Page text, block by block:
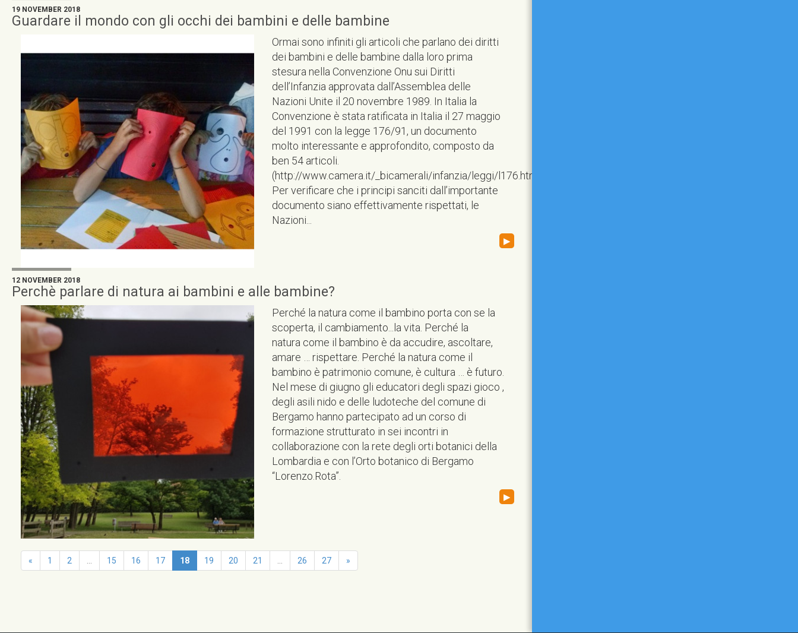
19 NOVEMBER 2018
Guardare il mondo con gli occhi dei bambini e delle bambine
Ormai sono infiniti gli articoli che parlano dei diritti
dei bambini e delle bambine dalla loro prima
stesura nella Convenzione Onu sui Diritti
dell’Infanzia approvata dall’Assemblea delle
Nazioni Unite il 20 novembre 1989. In Italia la
Convenzione è stata ratificata in Italia il 27 maggio
del 1991 con la legge 176/91, un documento
molto interessante e approfondito, composto da
ben 54 articoli.
(http://www.camera.it/_bicamerali/infanzia/leggi/l176.htm)
Per verificare che i principi sanciti dall’importante
documento siano effettivamente rispettati, le
Nazioni...
▸
12 NOVEMBER 2018
Perchè parlare di natura ai bambini e alle bambine?
Perché la natura come il bambino porta con se la
scoperta, il cambiamento...la vita. Perché la
natura come il bambino è da accudire, ascoltare,
amare … rispettare. Perché la natura come il
bambino è patrimonio comune, è cultura … è futuro.
Nel mese di giugno gli educatori degli spazi gioco ,
degli asili nido e delle ludoteche del comune di
Bergamo hanno partecipato ad un corso di
formazione strutturato in sei incontri in
collaborazione con la rete degli orti botanici della
Lombardia e con l’Orto botanico di Bergamo
“Lorenzo.Rota”.
▸
« 1 2 15 16 17 18 19 20 21 26 27 »